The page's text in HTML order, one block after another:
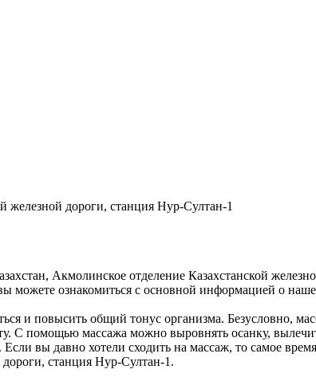
железной дороги, станция Нур-Султан-1
Акмолинское отделение Казахстанской
можете ознакомиться с основной информацией о
и повысить общий тонус организма. Безусловно,
С помощью массажа можно выровнять осанку,
вы давно хотели сходить на массаж, то самое
станция Нур-Султан-1.